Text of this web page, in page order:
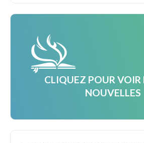
CLIQUEZ POUR VOIR
NOUVELLES